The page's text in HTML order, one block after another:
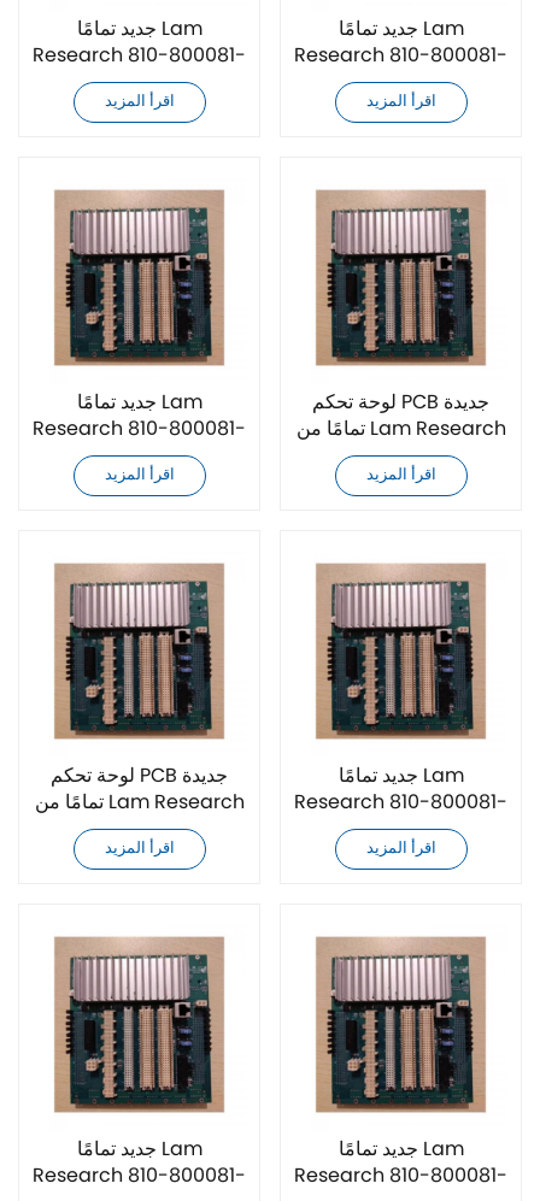
جديد تمامًا Lam
Research 810-800081-
016 لوحة تحكم PCB
اقرأ المزيد
جديد تمامًا Lam
Research 810-800081-
014 لوحة تحكم PCB
اقرأ المزيد
جديد تمامًا Lam
Research 810-800081-
005 لوحة تحكم PCB
اقرأ المزيد
لوحة تحكم PCB جديدة
تمامًا من Lam Research
810-800081-013
اقرأ المزيد
لوحة تحكم PCB جديدة
تمامًا من Lam Research
810-800081-018
اقرأ المزيد
جديد تمامًا Lam
Research 810-800081-
015 لوحة تحكم PCB
اقرأ المزيد
جديد تمامًا Lam
Research 810-800081-
جديد تمامًا Lam
Research 810-800081-